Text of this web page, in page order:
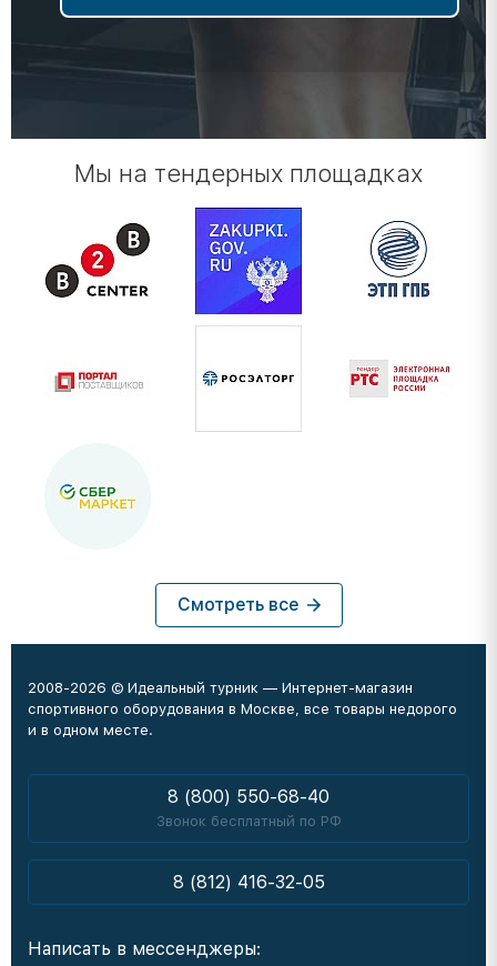
Мы на тендерных площадках
Смотреть все
2008-2026 © Идеальный турник — Интернет-магазин
спортивного оборудования в Москве, все товары недорого
и в одном месте.
8 (800) 550-68-40
Звонок бесплатный по РФ
8 (812) 416-32-05
Написать в мессенджеры: